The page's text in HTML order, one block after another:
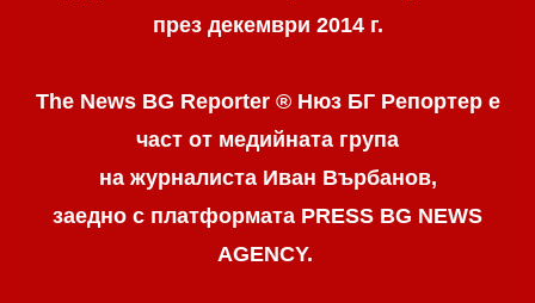
през декември 2014 г.
The News BG Reporter ® Нюз БГ Репортере
част от медийната група
на журналиста Иван Върбанов,
заедно с платформата PRESS BG NEWS
AGENCY.